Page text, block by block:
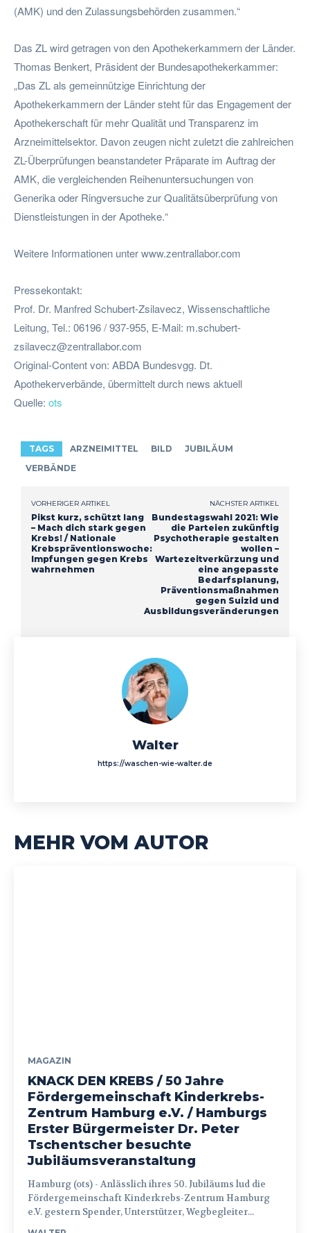
(AMK) und den Zulassungsbehörden zusammen.“
Das ZL wird getragen von den Apothekerkammern der Länder.
Thomas Benkert, Präsident der Bundesapothekerkammer:
„Das ZL als gemeinnützige Einrichtung der
Apothekerkammern der Länder steht für das Engagement der
Apothekerschaft für mehr Qualität und Transparenz im
Arzneimittelsektor. Davon zeugen nicht zuletzt die zahlreichen
ZL-Überprüfungen beanstandeter Präparate im Auftrag der
AMK, die vergleichenden Reihenuntersuchungen von
Generika oder Ringversuche zur Qualitätsüberprüfung von
Dienstleistungen in der Apotheke.“
Weitere Informationen unter www.zentrallabor.com
Pressekontakt:
Prof. Dr. Manfred Schubert-Zsilavecz, Wissenschaftliche
Leitung, Tel.: 06196 / 937-955, E-Mail: m.schubert-
zsilavecz@zentrallabor.com
Original-Content von: ABDA Bundesvgg. Dt.
Apothekerverbände, übermittelt durch news aktuell
Quelle: ots
TAGS ARZNEIMITTEL BILD
JUBILÄUM
VERBÄNDE
VORHERIGER ARTIKEL
Pikst kurz, schützt lang
– Mach dich stark gegen
Krebs! / Nationale
Krebspräventionswoche:
Impfungen gegen Krebs
wahrnehmen
NÄCHSTER ARTIKEL
Bundestagswahl 2021: Wie
die Parteien zukünftig
Psychotherapie gestalten
wollen –
Wartezeitverkürzung und
eine angepasste
Bedarfsplanung,
Präventionsmaßnahmen
gegen Suizid und
Ausbildungsveränderungen
Walter
https://waschen-wie-walter.de
MEHR VOM AUTOR
MAGAZIN
KNACK DEN KREBS / 50 Jahre
Fördergemeinschaft Kinderkrebs-
Zentrum Hamburg e.V. / Hamburgs
Erster Bürgermeister Dr. Peter
Tschentscher besuchte
Jubiläumsveranstaltung
Hamburg (ots) - Anlässlich ihres 50. Jubiläums lud die
Fördergemeinschaft Kinderkrebs-Zentrum Hamburg
e.V. gestern Spender, Unterstützer, Wegbegleiter...